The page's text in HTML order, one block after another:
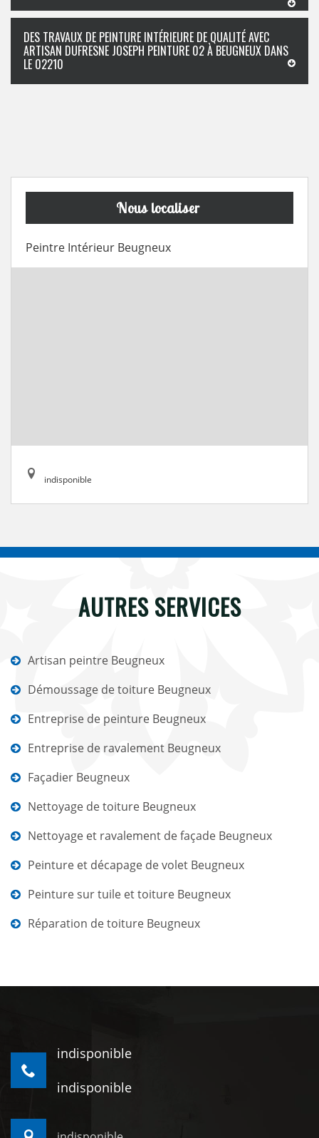
DES TRAVAUX DE PEINTURE INTÉRIEURE DE QUALITÉ AVEC
ARTISAN DUFRESNE JOSEPH PEINTURE 02 À BEUGNEUX DANS
LE 02210
Nous localiser
Peintre Intérieur Beugneux
indisponible
AUTRES SERVICES
Artisan peintre Beugneux
Démoussage de toiture Beugneux
Entreprise de peinture Beugneux
Entreprise de ravalement Beugneux
Façadier Beugneux
Nettoyage de toiture Beugneux
Nettoyage et ravalement de façade Beugneux
Peinture et décapage de volet Beugneux
Peinture sur tuile et toiture Beugneux
Réparation de toiture Beugneux
indisponible
indisponible